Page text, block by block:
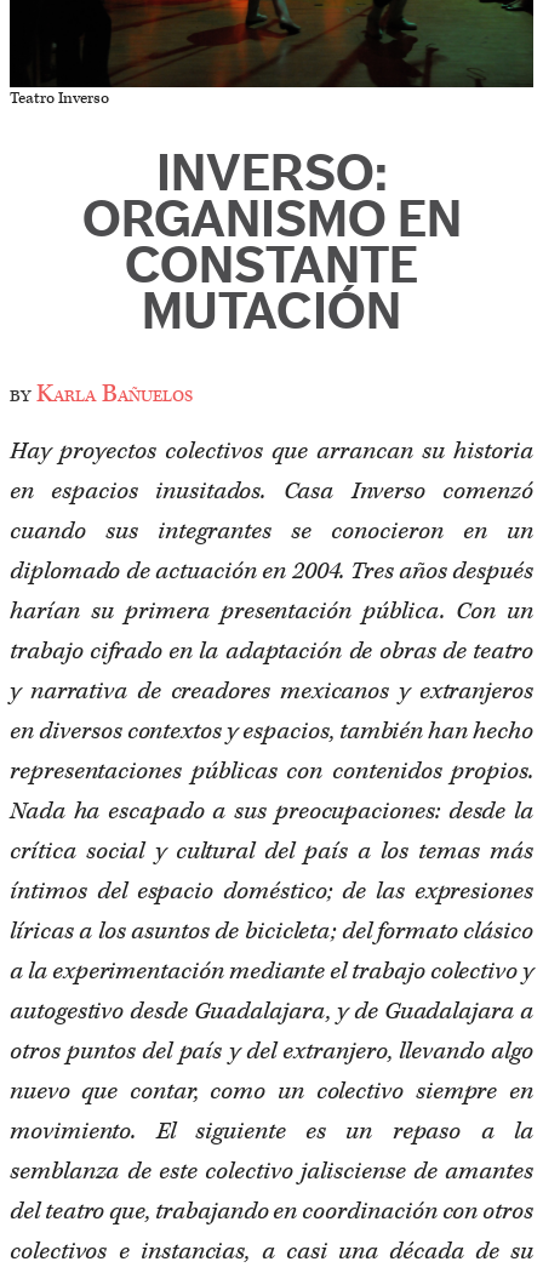
Teatro Inverso
INVERSO:
ORGANISMO EN
CONSTANTE
MUTACIÓN
byKarla Bañuelos
Hay proyectos colectivos que arrancan su historia
en espacios inusitados. Casa Inverso comenzó
cuando sus integrantes se conocieron en un
diplomado de actuación en 2004. Tres años después
harían su primera presentación pública. Con un
trabajo cifrado en la adaptación de obras de teatro
y narrativa de creadores mexicanos y extranjeros
en diversos contextos y espacios, también han hecho
representaciones públicas con contenidos propios.
Nada ha escapado a sus preocupaciones: desde la
crítica social y cultural del país a los temas más
íntimos del espacio doméstico; de las expresiones
líricas a los asuntos de bicicleta; del formato clásico
a la experimentación mediante el trabajo colectivo y
autogestivo desde Guadalajara, y de Guadalajara a
otros puntos del país y del extranjero, llevando algo
nuevo que contar, como un colectivo siempre en
movimiento. El siguiente es un repaso a la
semblanza de este colectivo jalisciense de amantes
del teatro que, trabajando en coordinación con otros
colectivos e instancias, a casi una década de su